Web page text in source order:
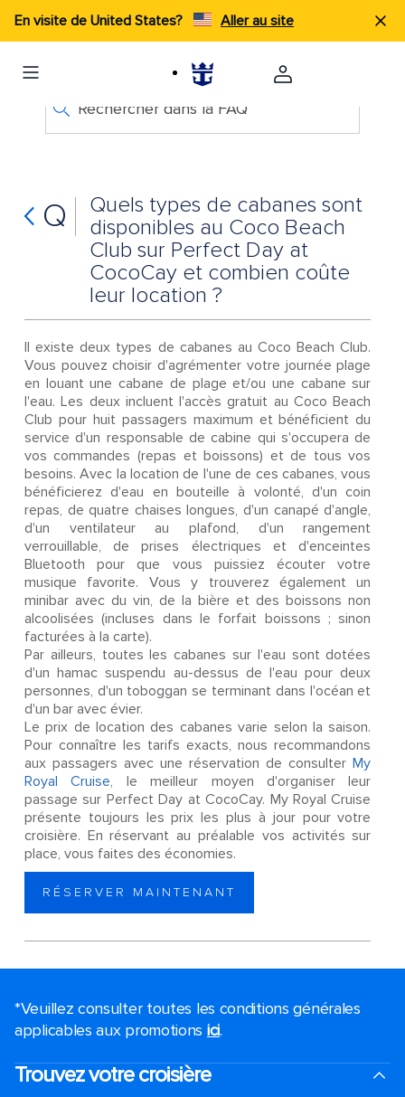
En visite de United States? Aller au site
Rechercher dans la FAQ
Q
Quels types de cabanes sont
disponibles au Coco Beach
Club sur Perfect Day at
CocoCay et combien coûte
leur location ?
Il existe deux types de cabanes au Coco Beach Club.
Vous pouvez choisir d'agrémenter votre journée plage
en louant une cabane de plage et/ou une cabane sur
l'eau. Les deux incluent l'accès gratuit au Coco Beach
Club pour huit passagers maximum et bénéficient du
service d'un responsable de cabine qui s'occupera de
vos commandes (repas et boissons) et de tous vos
besoins. Avec la location de l'une de ces cabanes, vous
bénéficierez d'eau en bouteille à volonté, d'un coin
repas, de quatre chaises longues, d'un canapé d'angle,
d'un ventilateur au plafond, d'un rangement
verrouillable, de prises électriques et d'enceintes
Bluetooth pour que vous puissiez écouter votre
musique favorite. Vous y trouverez également un
minibar avec du vin, de la bière et des boissons non
alcoolisées (incluses dans le forfait boissons ; sinon
facturées à la carte).
Par ailleurs, toutes les cabanes sur l'eau sont dotées
d'un hamac suspendu au-dessus de l'eau pour deux
personnes, d'un toboggan se terminant dans l'océan et
d'un bar avec évier.
Le prix de location des cabanes varie selon la saison.
Pour connaître les tarifs exacts, nous recommandons
aux passagers avec une réservation de consulterMy
Royal Cruise, le meilleur moyen d'organiser leur
passage sur Perfect Day at CocoCay. My Royal Cruise
présente toujours les prix les plus à jour pour votre
croisière. En réservant au préalable vos activités sur
place, vous faites des économies.
RÉSERVER MAINTENANT
*Veuillez consulter toutes les conditions générales
applicables aux promotions ici.
Trouvez votre croisière